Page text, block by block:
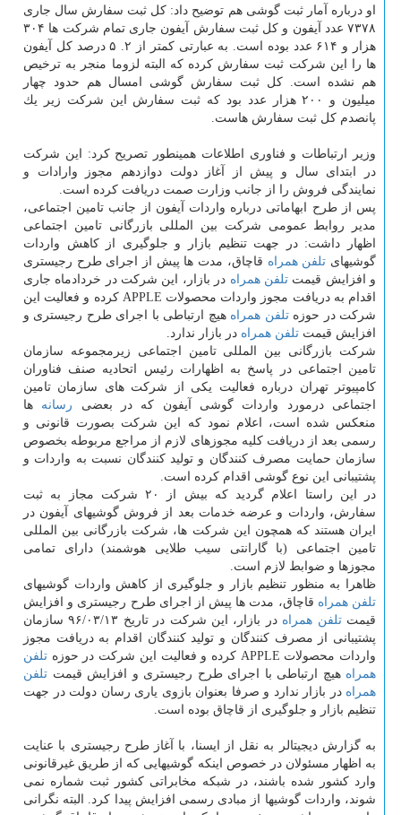
او درباره آمار ثبت گوشی هم توضیح داد: كل ثبت سفارش سال جاری
۷۳۷۸ عدد آیفون و كل ثبت سفارش آیفون جاری تمام شركت ها ۳۰۴
هزار و ۶۱۴ عدد بوده است. به عبارتی كمتر از ۲. ۵ درصد كل آیفون
ها را این شركت ثبت سفارش كرده كه البته لزوما منجر به ترخیص
هم نشده است. كل ثبت سفارش گوشی امسال هم حدود چهار
میلیون و ۲۰۰ هزار عدد بود كه ثبت سفارش این شركت زیر یك
پانصدم كل ثبت سفارش هاست.
وزیر ارتباطات و فناوری اطلاعات همینطور تصریح كرد: این شركت
در ابتدای سال و پیش از آغاز دولت دوازدهم مجوز وارادات و
نمایندگی فروش را از جانب وزارت صمت دریافت كرده است.
پس از طرح ابهاماتی درباره واردات آیفون از جانب تامین اجتماعی،
مدیر روابط عمومی شركت بین المللی بازرگانی تامین اجتماعی
اظهار داشت: در جهت تنظیم بازار و جلوگیری از كاهش واردات
گوشیهای تلفن همراه قاچاق، مدت ها پیش از اجرای طرح رجیستری
و افزایش قیمتتلفن همراه در بازار، این شركت در خردادماه جاری
اقدام به دریافت مجوز واردات محصولات APPLE كرده و فعالیت این
شركت در حوزهتلفن همراه هیچ ارتباطی با اجرای طرح رجیستری و
افزایش قیمت تلفن همراه در بازار ندارد.
شركت بازرگانی بین المللی تامین اجتماعی زیرمجموعه سازمان
تامین اجتماعی در پاسخ به اظهارات رئیس اتحادیه صنف فناوران
كامپیوتر تهران درباره فعالیت یكی از شركت های سازمان تامین
اجتماعی درمورد واردات گوشی آیفون كه در بعضی رسانه ها
منعكس شده است، اعلام نمود كه این شركت بصورت قانونی و
رسمی بعد از دریافت كلیه مجوزهای لازم از مراجع مربوطه بخصوص
سازمان حمایت مصرف كنندگان و تولید كنندگان نسبت به واردات و
پشتیبانی این نوع گوشی اقدام كرده است.
در این راستا اعلام گردید كه بیش از ۲۰ شركت مجاز به ثبت
سفارش، واردات و عرضه خدمات بعد از فروش گوشیهای آیفون در
ایران هستند كه همچون این شركت ها، شركت بازرگانی بین المللی
تامین اجتماعی (با گارانتی سیب طلایی هوشمند) دارای تمامی
مجوزها و ضوابط لازم است.
ظاهرا به منظور تنظیم بازار و جلوگیری از كاهش واردات گوشیهای
تلفن همراه قاچاق، مدت ها پیش از اجرای طرح رجیستری و افزایش
قیمتتلفن همراه
در بازار، این شركت در تاریخ ۹۶/۰۳/۱۳ سازمان
پشتیبانی از مصرف كنندگان و تولید كنندگان اقدام به دریافت مجوز
واردات محصولات APPLE كرده و فعالیت این شركت در حوزه
تلفن
همراه هیچ ارتباطی با اجرای طرح رجیستری و افزایش قیمت تلفن
همراه در بازار ندارد و صرفا بعنوان بازوی یاری رسان دولت در جهت
تنظیم بازار و جلوگیری از قاچاق بوده است.
به گزارش دیجیتالر به نقل از ایسنا، با آغاز طرح رجیستری با عنایت
به اظهار مسئولان در خصوص اینكه گوشیهایی كه از طریق غیرقانونی
وارد كشور شده باشند، در شبكه مخابراتی كشور ثبت شماره نمی
شوند، واردات گوشیها از مبادی رسمی افزایش پیدا كرد. البته نگرانی